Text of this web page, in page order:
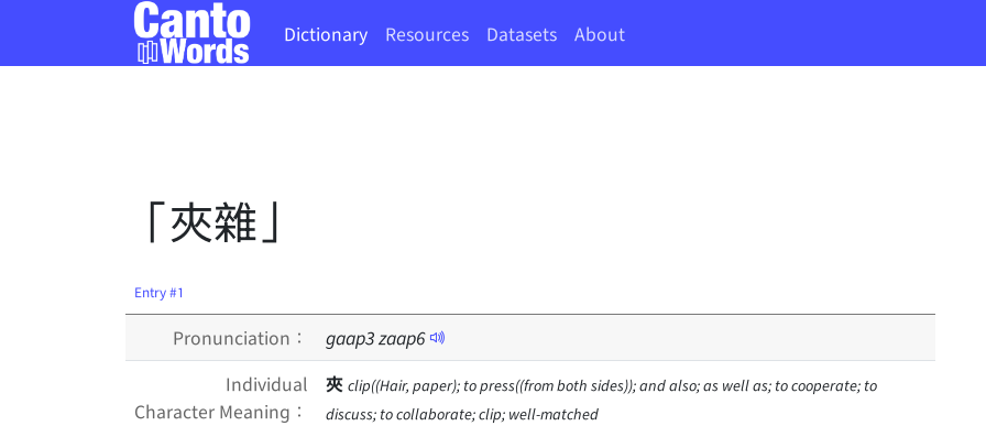
Dictionary Resources Datasets About
「夾雜」
Entry #1
Pronunciation： gaap3zaap6
Individual
Character Meaning：
夾 clip((Hair, paper); to press((from both sides)); and also; as well as; to cooperate; to
discuss; to collaborate; clip; well-matched